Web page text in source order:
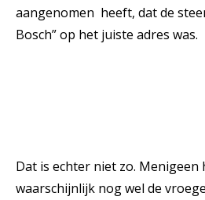
aangenomen heeft, dat de
Bosch” op het juiste adres was.
Dat is echter niet zo. Menigeen
waarschijnlijk nog wel de